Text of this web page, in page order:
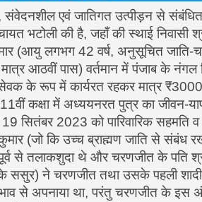
एवं जातिगत उत्पीड़न से
भटोली की है, जहाँ की स्थाई निवासी
(आयु लगभग 42 वर्ष, अनुसूचित जाति-
मात्र आठवीं पास) वर्तमान में पंजाब के
के रूप में कार्यरत रहकर मात्र
कक्षा में अध्ययनरत पुत्र का जीवन-
19 सितंबर 2023 को पारिवारिक
कुमार (जो कि उच्च ब्राह्मण जाति से
से तलाकशुदा थे और चरणजीत के पति
ससुर) ने चरणजीत तथा उसके पहली
भाव से अपनाया था, परंतु चरणजीत के इस